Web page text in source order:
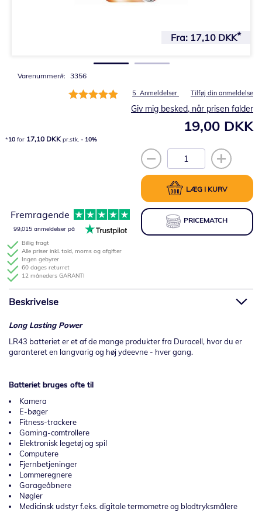
Varenummer 3356
Bedømmelse:
5 Anmeldelser Tilføj din anmeldelse
19,00 DKK
Giv mig besked, når prisen falder
LÆG I KURV
PRICEMATCH
10 for 17,10 DKK pr.stk.- 10%
Billig fragt
Alle priser inkl. told, moms og afgifter
Ingen gebyrer
60 dages returret
12 måneders GARANTI
Fremragende
99,015 anmeldelser på
Fra: 17,10 DKK
Beskrivelse
Long Lasting Power
LR43 batteriet er et af de mange produkter fra Duracell, hvor du er
garanteret en langvarig og høj ydeevne - hver gang.
Batteriet bruges ofte til
Kamera
E-bøger
Fitness-trackere
Gaming-comtrollere
Elektronisk legetøj og spil
Computere
Fjernbetjeninger
Lommeregnere
Garageåbnere
Nøgler
Medicinsk udstyr f.eks. digitale termometre og blodtryksmålere